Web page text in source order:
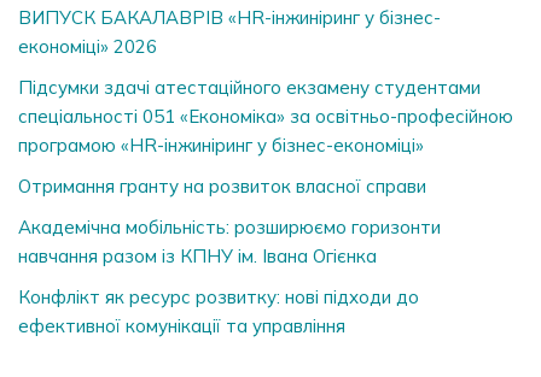
ВИПУСК БАКАЛАВРІВ «HR-інжиніринг у бізнес-
економіці» 2026
Підсумки здачі атестаційного екзамену студентами
спеціальності 051 «Економіка» за освітньо-професійною
програмою «HR-інжиніринг у бізнес-економіці»
Отримання гранту на розвиток власної справи
Академічна мобільність: розширюємо горизонти
навчання разом із КПНУ ім. Івана Огієнка
Конфлікт як ресурс розвитку: нові підходи до
ефективної комунікації та управління